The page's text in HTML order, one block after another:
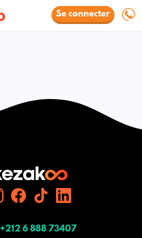
Se connecter
+212 6 888 73407